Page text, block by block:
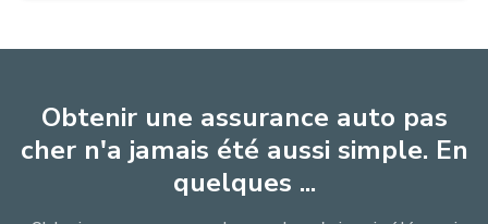
Obtenir une assurance auto pas
cher n'a jamais été aussi simple. En
quelques ...